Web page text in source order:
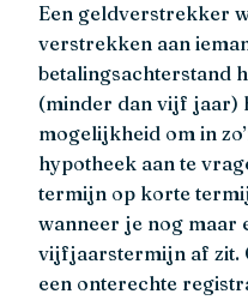
Een geldverstrekker
verstrekken aan
betalingsachterstand
(minder dan vijf jaar)
mogelijkheid om in
hypotheek aan te
termijn op korte
wanneer je nog maar
vijfjaarstermijn af zit.
een onterechte